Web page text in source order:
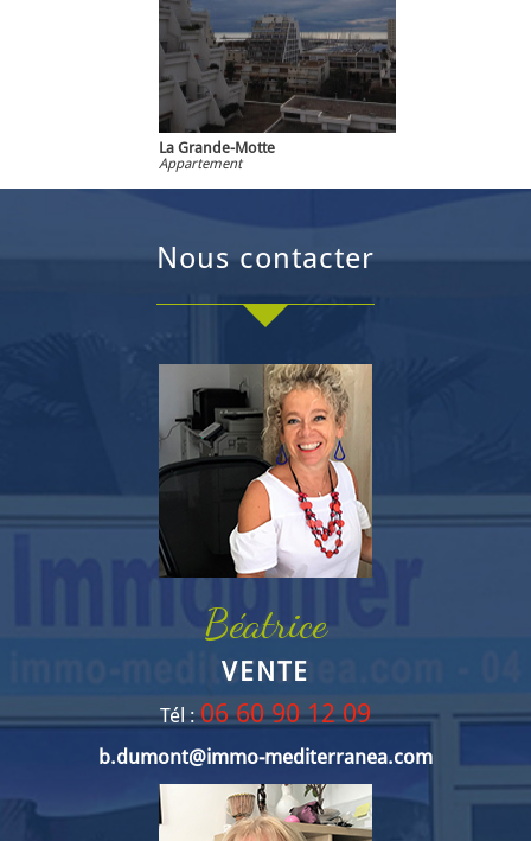
La Grande-Motte
Appartement
nous contacter
Béatrice
VENTE
Tél :06 60 90 12 09
b.dumont@immo-mediterranea.com